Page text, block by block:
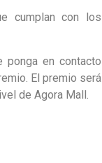
cumplan con los
en contacto
El premio será
de Agora Mall.